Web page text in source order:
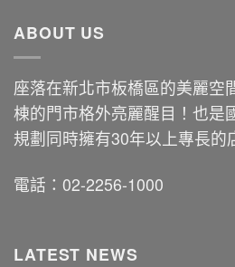
ABOUT US
座落在新北市板橋區的美麗空
棟的門市格外亮麗醒目！也是
規劃同時擁有30年以上專長的
電話：02-2256-1000
LATEST NEWS